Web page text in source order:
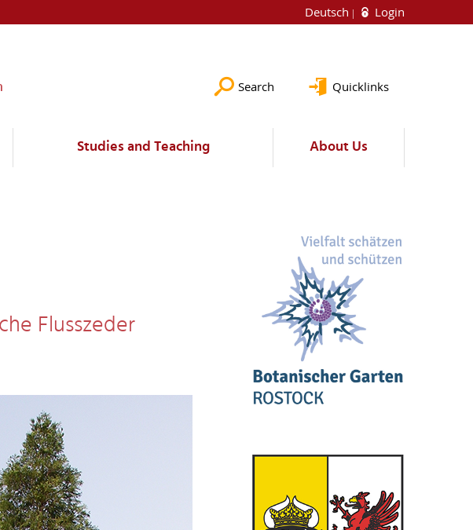
Deutsch Login
Search Quicklinks
Studies and Teaching About Us
Flusszeder